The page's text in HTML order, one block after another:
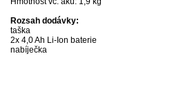
Rozsah dodávky:
taška
2x 4,0 Ah Li-Ion baterie
nabíječka